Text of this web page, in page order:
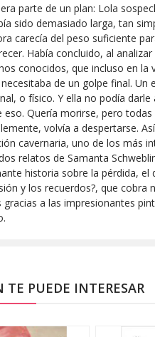
parte de un plan: Lola
sido demasiado larga, tan
carecía del peso suficiente
Había concluido, al
conocidos, que incluso en la
de un golpe final. Un
o físico. Y ella no podía darle
eso. Quería morirse, pero todas
volvía a despertarse.
cavernaria, uno de los más
relatos de Samanta
historia sobre la pérdida, el
y los recuerdos?, que cobra
gracias a las impresionantes
TE PUEDE INTERESAR